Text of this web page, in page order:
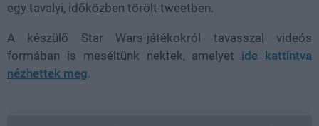
egy tavalyi, időközben törölt tweetben.
A készülő Star Wars-játékokról tavasszal videós
formában is meséltünk nektek, amelyet ide kattintva
nézhettek meg.